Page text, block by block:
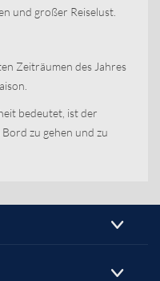
und großer Reiselust.
Zeiträumen des Jahres
bedeutet, ist der
zu gehen und zu